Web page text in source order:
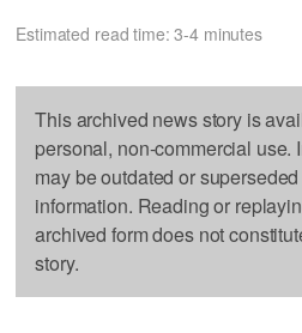
Estimated read time: 3-4 minutes
This archived news story is
personal, non-commercial use.
may be outdated or
information. Reading or
archived form does not
story.